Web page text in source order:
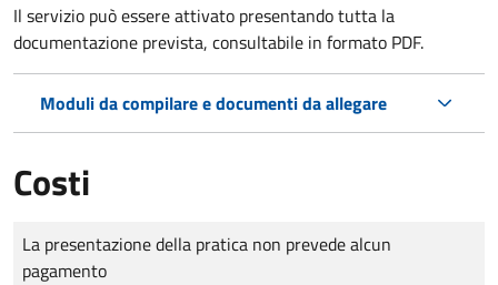
Il servizio può essere attivato presentando tutta la
documentazione prevista, consultabile in formato PDF.
Moduli da compilare e documenti da allegare
Costi
Tipo di pagamento
Importo
La presentazione della pratica non prevede alcun
pagamento